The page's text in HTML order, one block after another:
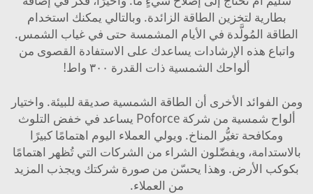
بطارية لتخزين الطاقة الزائدة. وبالتالي يمكنك استخدام
الطاقة المُولَّدة في الأيام المشمسة حتى في غياب الشمس.
واتباع هذه الإرشادات يساعدك على الاستفادة القصوى من
ألواحك الشمسية ذات القدرة ٣٠٠ واط!
ومن الفوائد الأخرى أن الطاقة الشمسية صديقة للبيئة. واختيار
ألواح شمسية من شركة Poforce يساعد في خفض التلوث
ومكافحة تغيُّر المناخ. ويولي العملاء اليوم اهتمامًا كبيرًا
بالاستدامة، ويفضّلون الشراء من الشركات التي تُظهر اهتمامًا
بكوكب الأرض. وهذا يحسّن من صورة شركتك ويجذب المزيد
من العملاء.